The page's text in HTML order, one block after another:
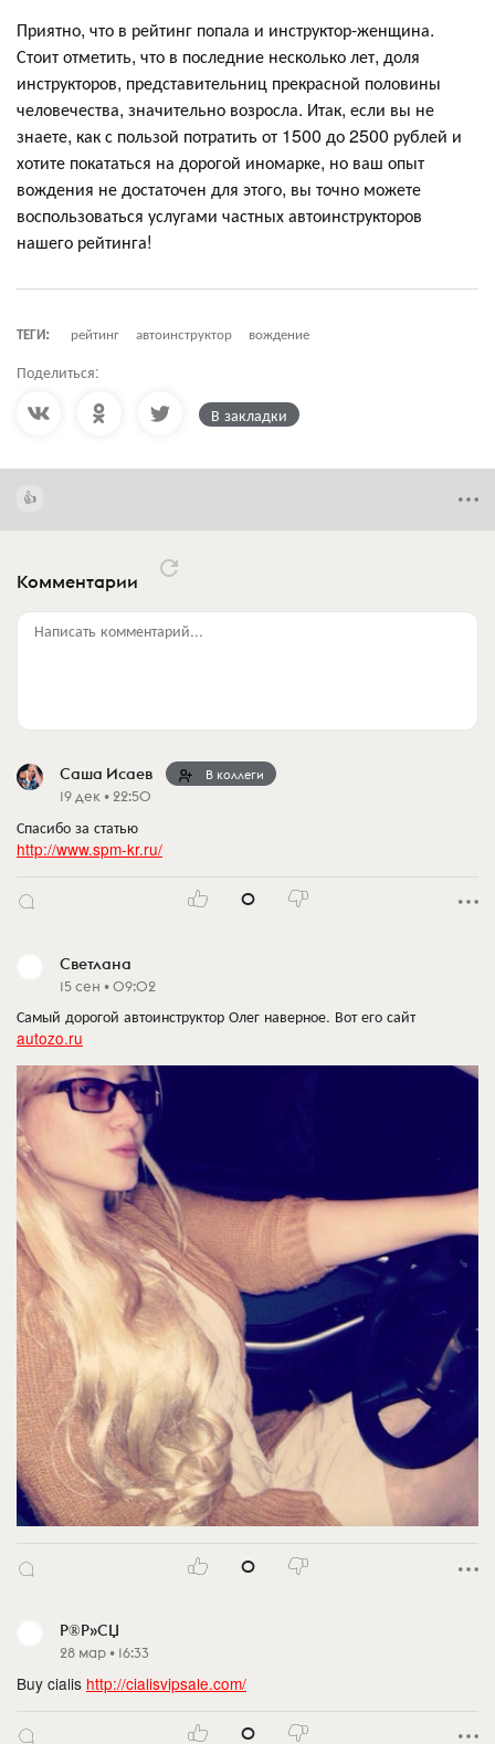
Приятно, что в рейтинг попала и инструктор-женщина.
Стоит отметить, что в последние несколько лет, доля
инструкторов, представительниц прекрасной половины
человечества, значительно возросла. Итак, если вы не
знаете, как с пользой потратить от 1500 до 2500 рублей и
хотите покататься на дорогой иномарке, но ваш опыт
вождения не достаточен для этого, вы точно можете
воспользоваться услугами частных автоинструкторов
нашего рейтинга!
ТЕГИ: рейтинг автоинструктор вождение
Поделиться:
В закладки
Комментарии
Написать комментарий...
Саша Исаев В коллеги
19 дек • 22:50
Спасибо за статью
http://www.spm-kr.ru/
0
Светлана
15 сен • 09:02
Самый дорогой автоинструктор Олег наверное. Вот его сайт
autozo.ru
0
Р®Р»СЏ
28 мар • 16:33
Buy cialis http://cialisvipsale.com/
0